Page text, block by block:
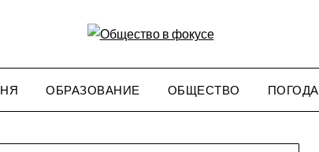
ОБРАЗОВАНИЕ ОБЩЕСТВО ПОГОДА